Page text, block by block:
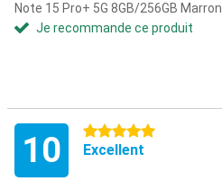
Note 15 Pro+ 5G 8GB/256GB Marron
Je recommande ce produit
10 5 étoiles
Excellent